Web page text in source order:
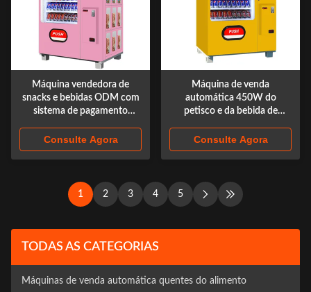
Máquina vendedora de
snacks e bebidas ODM com
sistema de pagamento
Consulte Agora
Máquina de venda
automática 450W do
petisco e da bebida de
multimédios 19in
Consulte Agora
1 2 3 4 5
TODAS AS CATEGORIAS
Máquinas de venda automática quentes do alimento